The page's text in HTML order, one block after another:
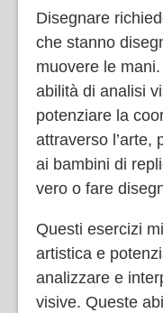
Disegnare
che stanno
muovere le
abilità di analisi
potenziare la
attraverso l’arte,
ai bambini di
vero o fare
Questi esercizi
artistica e
analizzare e
visive. Queste